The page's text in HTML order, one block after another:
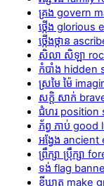
គ្រង govern
ថ្កើង
ថ្កើងថ្កាន
សិលា សិឡា
កំបាំង hidden
ស្រមៃ ម៉ៃ
សក្តិ សាក់
ជំហរ position
ភ័ព្វ ភាប់
អង្វែង
ព្រឹក្សា ប្រ៉ឹក្សា
ទង់ flag
ខ្មីឃ្មាត make